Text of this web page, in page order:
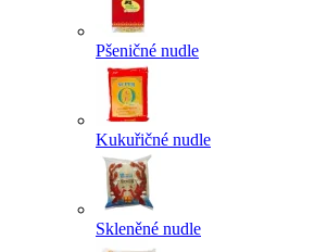
Pšeničné nudle
Kukuřičné nudle
Skleněné nudle